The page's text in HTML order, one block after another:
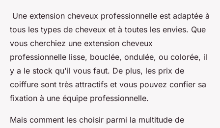
Une extension cheveux professionnelle est adaptée à
tous les types de cheveux et à toutes les envies. Que
vous cherchiez une extension cheveux
professionnelle lisse, bouclée, ondulée, ou colorée, il
y a le stock qu'il vous faut. De plus, les prix de
coiffure sont très attractifs et vous pouvez confier sa
fixation à une équipe professionnelle.
Mais comment les choisir parmi la multitude de